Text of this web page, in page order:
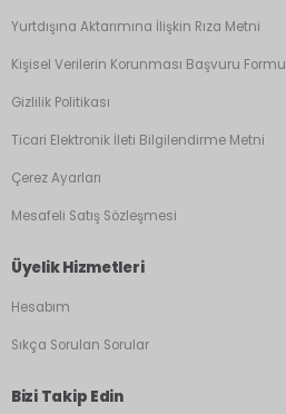
Yurtdışına Aktarımına İlişkin Rıza Metni
Kişisel Verilerin Korunması Başvuru Formu
Gizlilik Politikası
Ticari Elektronik İleti Bilgilendirme Metni
Çerez Ayarları
Mesafeli Satış Sözleşmesi
Üyelik Hizmetleri
Hesabım
Sıkça Sorulan Sorular
Bizi Takip Edin